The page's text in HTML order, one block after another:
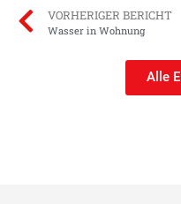
VORHERIGER BERICHT
Wasser in Wohnung
Alle